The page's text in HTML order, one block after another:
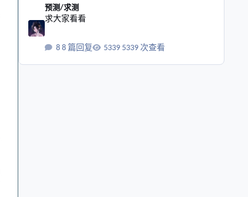
预测/求测
求大家看看
8 篇回复 5339 次查看